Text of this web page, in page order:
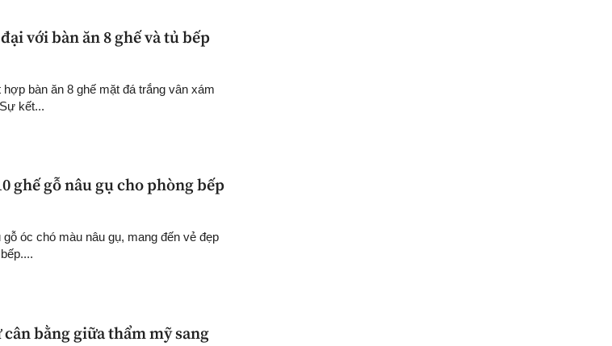
với bàn ăn 8 ghế và tủ bếp
bàn ăn 8 ghế mặt đá trắng vân xám
kết...
ghế gỗ nâu gụ cho phòng bếp
óc chó màu nâu gụ, mang đến vẻ đẹp
bằng giữa thẩm mỹ sang